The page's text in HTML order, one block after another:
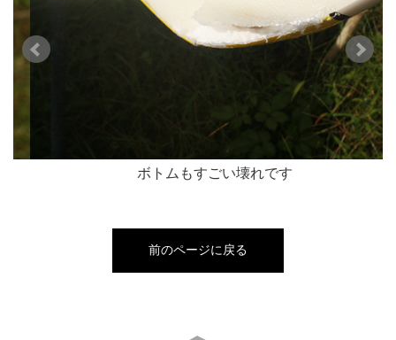
ボトムもすごい壊れです
前のページに戻る